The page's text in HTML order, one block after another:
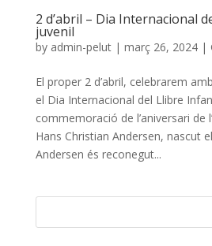
2 d’abril – Dia Internacional
juvenil
by admin-pelut| març 26, 2024|
El proper 2 d’abril, celebrarem
el Dia Internacional del Llibre
commemoració de l’aniversari de
Hans Christian Andersen, nascut
Andersen és reconegut...